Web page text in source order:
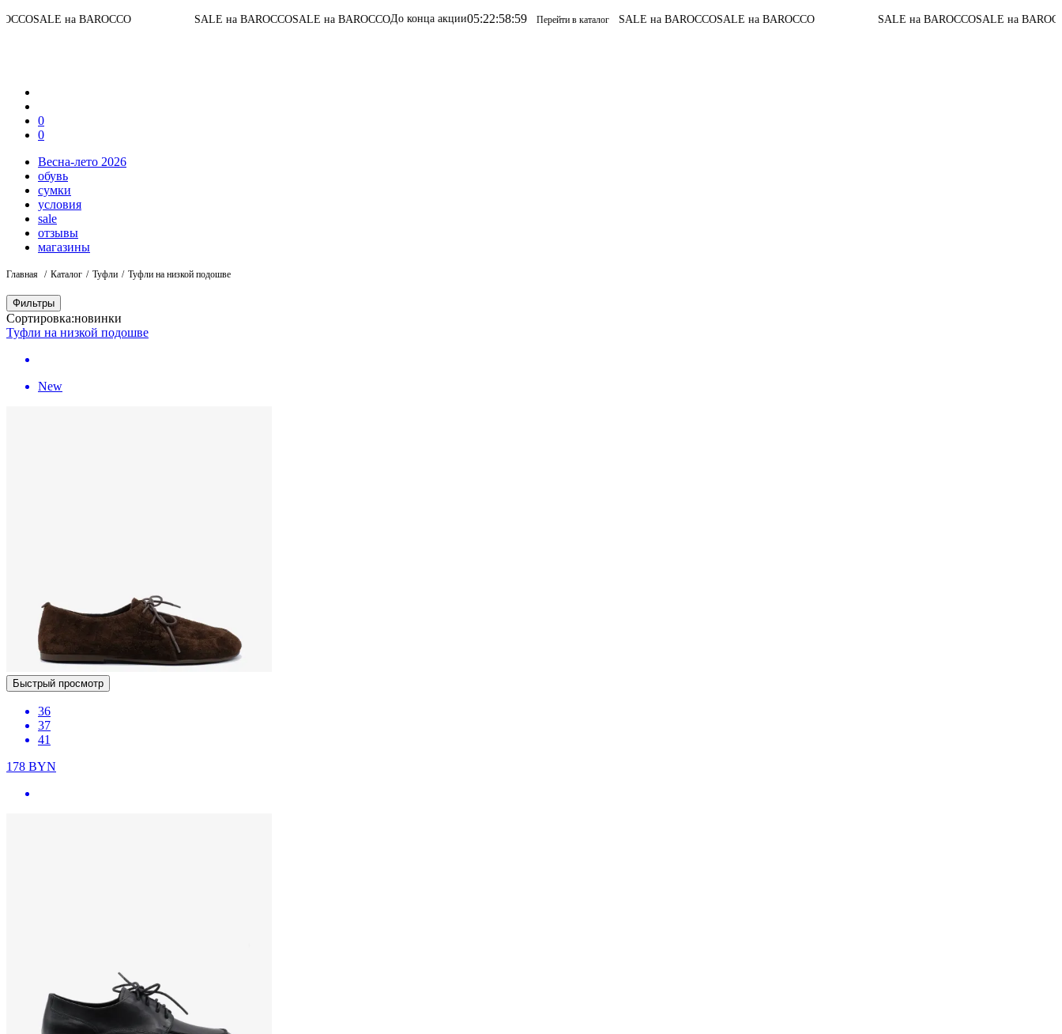
на BAROCCO SALE на BAROCCOSALE на BAROCCOДо конца акции05:22 :58:59 Перейти в каталог SALE на BAROCCOSALE на BAROCCO SALE на BAROCCOSALE на BAROCCOДо конца
0
0
Весна-лето 2026
обувь
сумки
условия
sale
отзывы
магазины
Главная Каталог Туфли Туфли на низкой подошве
Фильтры
Сортировка:новинки
Туфли на низкой подошве
New
Быстрый просмотр
36
37
41
178 BYN